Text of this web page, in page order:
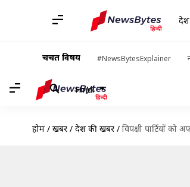
देश
चर्चित विषय #NewsBytesExplainer
Hindi
होम / खबरें / देश की खबरें / विपक्षी पार्टियों को